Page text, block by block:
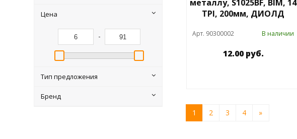
Цена
-
Тип предложения
Бренд
металлу, S1025BF, BIM, 14
TPI, 200мм, ДИОЛД
Арт. 90300002 В наличии
12.00 руб.
1 2 3 4 »